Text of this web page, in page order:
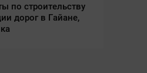
по строительству
дорог в Гайане,